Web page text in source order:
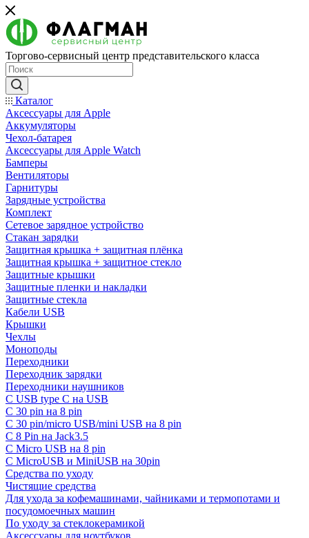
Торгово-сервисный центр представительского класса
Каталог
Аксессуары для Apple
Аккумуляторы
Чехол-батарея
Аксессуары для Apple Watch
Бамперы
Вентиляторы
Гарнитуры
Зарядные устройства
Комплект
Сетевое зарядное устройство
Стакан зарядки
Защитная крышка + защитная плёнка
Защитная крышка + защитное стекло
Защитные крышки
Защитные пленки и накладки
Защитные стекла
Кабели USB
Крышки
Чехлы
Моноподы
Переходники
Переходник зарядки
Переходники наушников
С USB type C на USB
С 30 pin на 8 pin
С 30 pin/micro USB/mini USB на 8 pin
С 8 Pin на Jack3.5
С Micro USB на 8 pin
С MicroUSB и MiniUSB на 30pin
Средства по уходу
Чистящие средства
Для ухода за кофемашинами, чайниками и термопотами и
посудомоечных машин
По уходу за стеклокерамикой
Аксессуары для ноутбуков